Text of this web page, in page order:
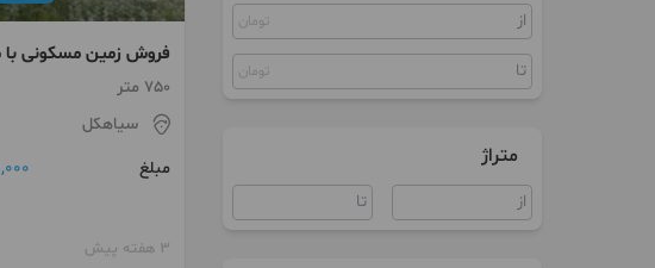
کلنگی
زمین
تومان
تومان
متراژ
فروش زمین مسکونی با
در دیلمان
750 متر
سیاهکل
مبلغ
3 هفته پیش